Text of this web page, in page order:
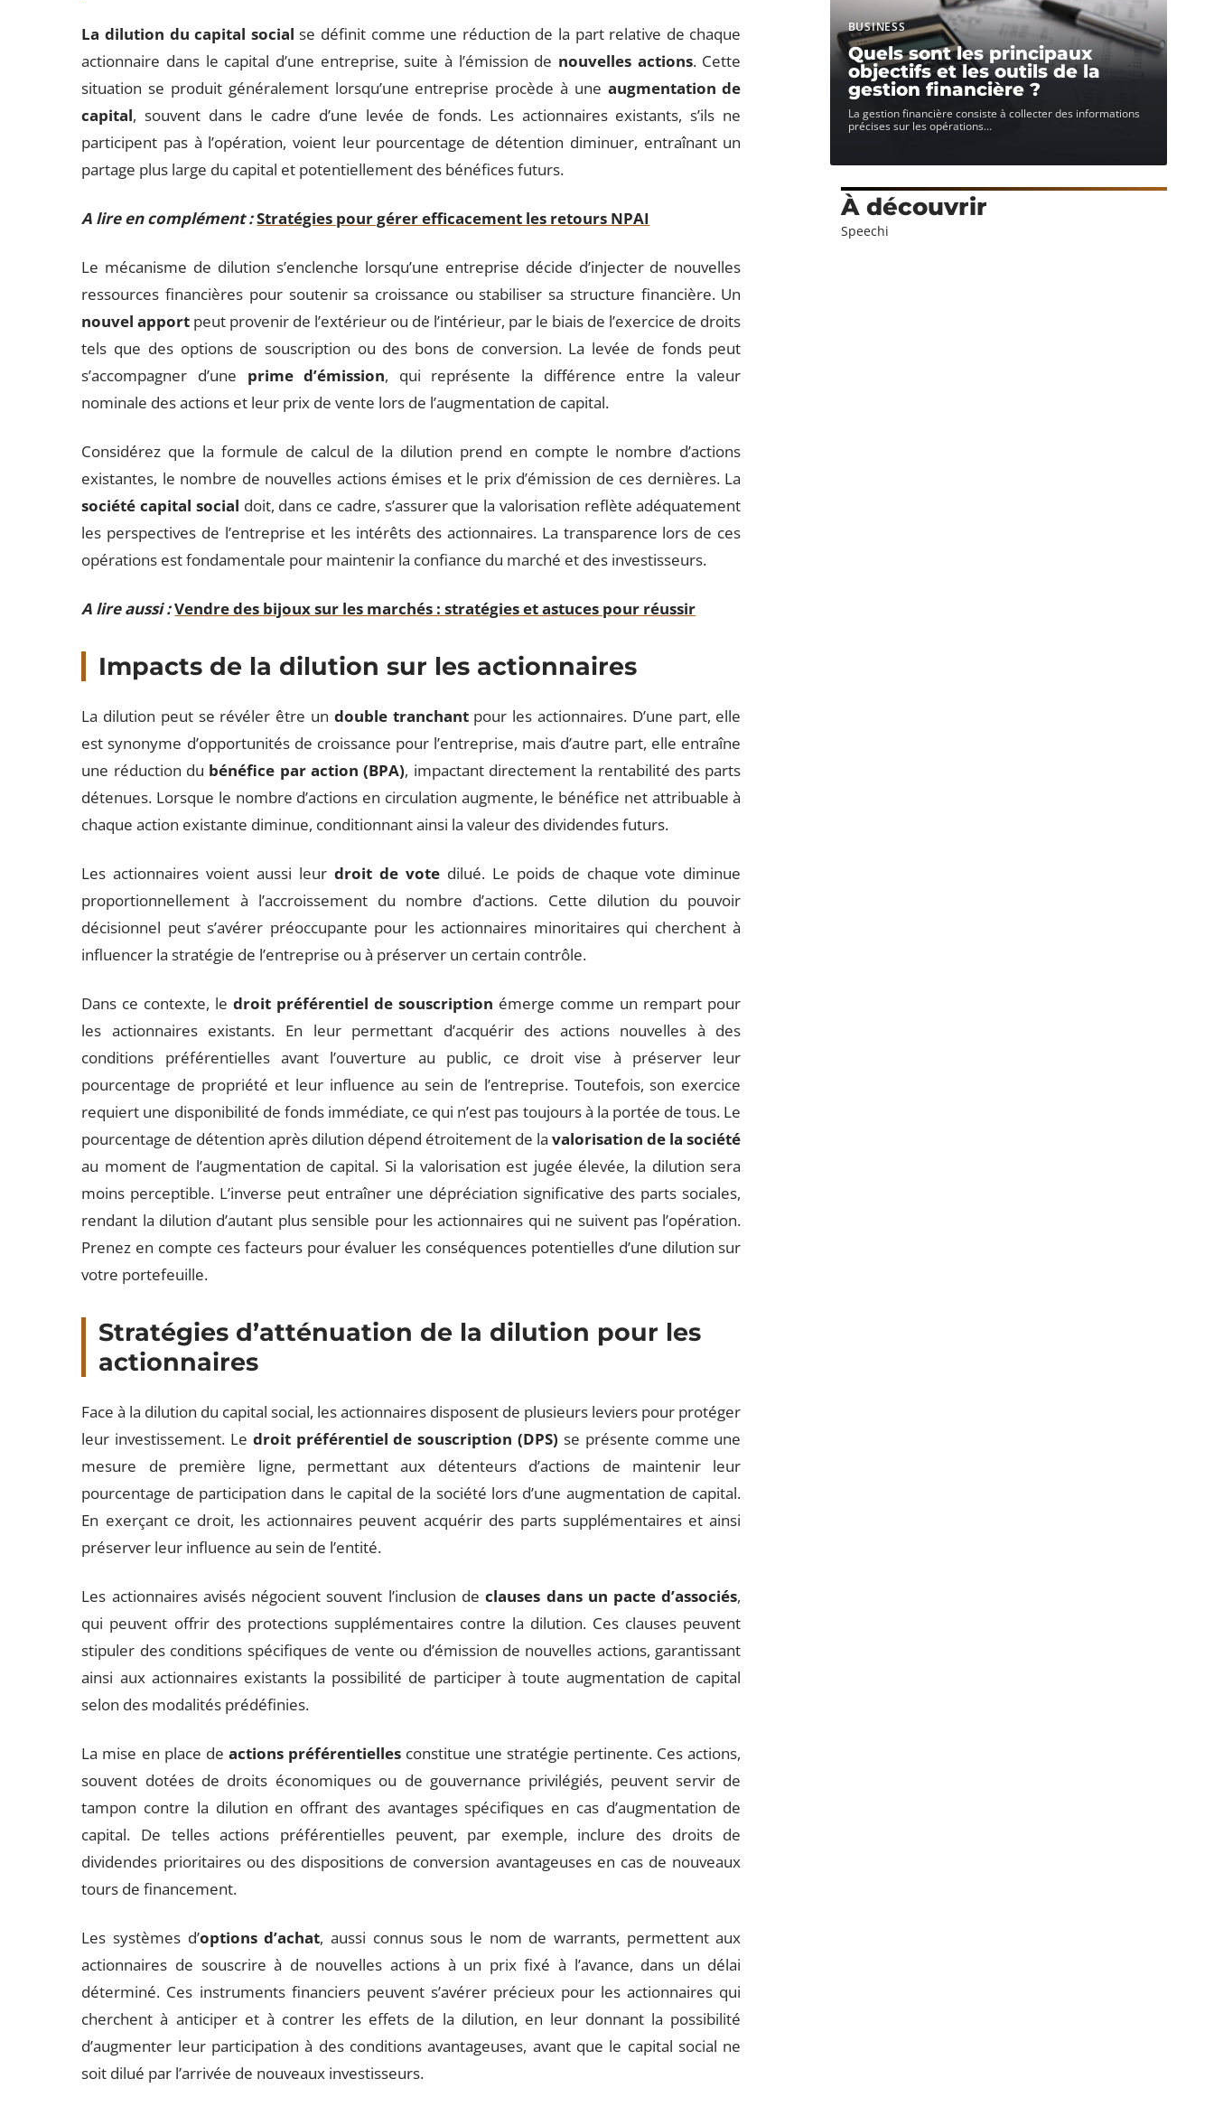
La dilution du capital social se définit comme une réduction de la part relative de chaque
actionnaire dans le capital d’une entreprise, suite à l’émission de nouvelles actions. Cette
situation se produit généralement lorsqu’une entreprise procède à une augmentation de
capital, souvent dans le cadre d’une levée de fonds. Les actionnaires existants, s’ils ne
participent pas à l’opération, voient leur pourcentage de détention diminuer, entraînant un
partage plus large du capital et potentiellement des bénéfices futurs.
A lire en complément :Stratégies pour gérer efficacement les retours NPAI
Le mécanisme de dilution s’enclenche lorsqu’une entreprise décide d’injecter de nouvelles
ressources financières pour soutenir sa croissance ou stabiliser sa structure financière. Un
nouvel apport peut provenir de l’extérieur ou de l’intérieur, par le biais de l’exercice de droits
tels que des options de souscription ou des bons de conversion. La levée de fonds peut
s’accompagner d’une prime d’émission, qui représente la différence entre la valeur
nominale des actions et leur prix de vente lors de l’augmentation de capital.
Considérez que la formule de calcul de la dilution prend en compte le nombre d’actions
existantes, le nombre de nouvelles actions émises et le prix d’émission de ces dernières. La
société capital social doit, dans ce cadre, s’assurer que la valorisation reflète adéquatement
les perspectives de l’entreprise et les intérêts des actionnaires. La transparence lors de ces
opérations est fondamentale pour maintenir la confiance du marché et des investisseurs.
A lire aussi :Vendre des bijoux sur les marchés : stratégies et astuces pour réussir
Impacts de la dilution sur les actionnaires
La dilution peut se révéler être un double tranchantpour les actionnaires. D’une part, elle
est synonyme d’opportunités de croissance pour l’entreprise, mais d’autre part, elle entraîne
une réduction du bénéfice par action (BPA), impactant directement la rentabilité des parts
détenues. Lorsque le nombre d’actions en circulation augmente, le bénéfice net attribuable à
chaque action existante diminue, conditionnant ainsi la valeur des dividendes futurs.
Les actionnaires voient aussi leur droit de votedilué. Le poids de chaque vote diminue
proportionnellement à l’accroissement du nombre d’actions. Cette dilution du pouvoir
décisionnel peut s’avérer préoccupante pour les actionnaires minoritaires qui cherchent à
influencer la stratégie de l’entreprise ou à préserver un certain contrôle.
Dans ce contexte, ledroit préférentiel de souscription émerge comme un rempart pour
les actionnaires existants. En leur permettant d’acquérir des actions nouvelles à des
conditions préférentielles avant l’ouverture au public, ce droit vise à préserver leur
pourcentage de propriété et leur influence au sein de l’entreprise. Toutefois, son exercice
requiert une disponibilité de fonds immédiate, ce qui n’est pas toujours à la portée de tous. Le
pourcentage de détention après dilution dépend étroitement de lavalorisation de la société
au moment de l’augmentation de capital. Si la valorisation est jugée élevée, la dilution sera
moins perceptible. L’inverse peut entraîner une dépréciation significative des parts sociales,
rendant la dilution d’autant plus sensible pour les actionnaires qui ne suivent pas l’opération.
Prenez en compte ces facteurs pour évaluer les conséquences potentielles d’une dilution sur
votre portefeuille.
Stratégies d’atténuation de la dilution pour les
actionnaires
Face à la dilution du capital social, les actionnaires disposent de plusieurs leviers pour protéger
leur investissement. Le droit préférentiel de souscription (DPS) se présente comme une
mesure de première ligne, permettant aux détenteurs d’actions de maintenir leur
pourcentage de participation dans le capital de la société lors d’une augmentation de capital.
En exerçant ce droit, les actionnaires peuvent acquérir des parts supplémentaires et ainsi
préserver leur influence au sein de l’entité.
Les actionnaires avisés négocient souvent l’inclusion declauses dans un pacte d’associés,
qui peuvent offrir des protections supplémentaires contre la dilution. Ces clauses peuvent
stipuler des conditions spécifiques de vente ou d’émission de nouvelles actions, garantissant
ainsi aux actionnaires existants la possibilité de participer à toute augmentation de capital
selon des modalités prédéfinies.
La mise en place de actions préférentiellesconstitue une stratégie pertinente. Ces actions,
souvent dotées de droits économiques ou de gouvernance privilégiés, peuvent servir de
tampon contre la dilution en offrant des avantages spécifiques en cas d’augmentation de
capital. De telles actions préférentielles peuvent, par exemple, inclure des droits de
dividendes prioritaires ou des dispositions de conversion avantageuses en cas de nouveaux
tours de financement.
Les systèmes d’options d’achat, aussi connus sous le nom de warrants, permettent aux
actionnaires de souscrire à de nouvelles actions à un prix fixé à l’avance, dans un délai
déterminé. Ces instruments financiers peuvent s’avérer précieux pour les actionnaires qui
cherchent à anticiper et à contrer les effets de la dilution, en leur donnant la possibilité
d’augmenter leur participation à des conditions avantageuses, avant que le capital social ne
soit dilué par l’arrivée de nouveaux investisseurs.
BUSINESS
Quels sont les principaux
objectifs et les outils de la
gestion financière ?
La gestion financière consiste à collecter des informations
précises sur les opérations…
À découvrir
Speechi